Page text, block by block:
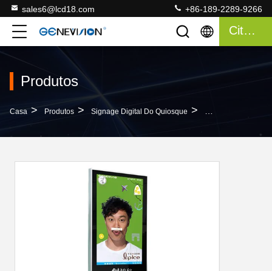
sales6@lcd18.com +86-189-2289-9266
Citações
Produtos
Casa > Produtos > Signage Digital Do Quiosque > Quiosque Ereto